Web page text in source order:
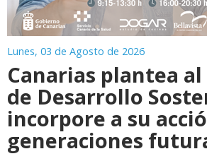
Lunes, 03 de Agosto de 2026
Canarias plantea al
de Desarrollo
incorpore a su
generaciones